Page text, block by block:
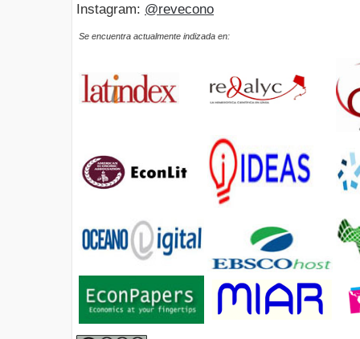
Instagram: @revecono
Se encuentra actualmente indizada en: